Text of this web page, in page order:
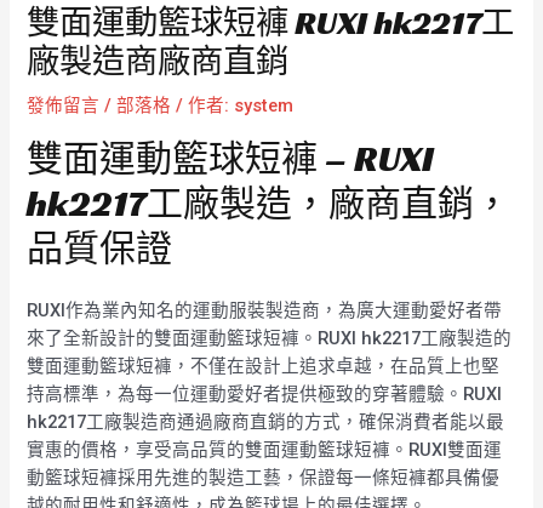
雙面運動籃球短褲 RUXI hk2217工
廠製造商廠商直銷
發佈留言 /部落格 / 作者: system
雙面運動籃球短褲 – RUXI
hk2217工廠製造，廠商直銷，
品質保證
RUXI作為業內知名的運動服裝製造商，為廣大運動愛好者帶
來了全新設計的雙面運動籃球短褲。RUXI hk2217工廠製造的
雙面運動籃球短褲，不僅在設計上追求卓越，在品質上也堅
持高標準，為每一位運動愛好者提供極致的穿著體驗。RUXI
hk2217工廠製造商通過廠商直銷的方式，確保消費者能以最
實惠的價格，享受高品質的雙面運動籃球短褲。RUXI雙面運
動籃球短褲採用先進的製造工藝，保證每一條短褲都具備優